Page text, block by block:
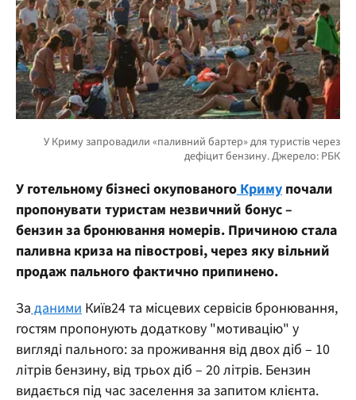
У готельному бізнесі окупованого Криму почали
пропонувати туристам незвичний бонус –
бензин за бронювання номерів. Причиною стала
паливна криза на півострові, через яку вільний
продаж пального фактично припинено.
За даними Київ24 та місцевих сервісів бронювання,
гостям пропонують додаткову "мотивацію" у
вигляді пального: за проживання від двох діб – 10
літрів бензину, від трьох діб – 20 літрів. Бензин
видається під час заселення за запитом клієнта.